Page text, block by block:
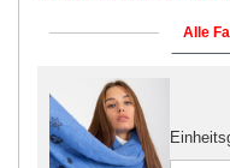
Alle